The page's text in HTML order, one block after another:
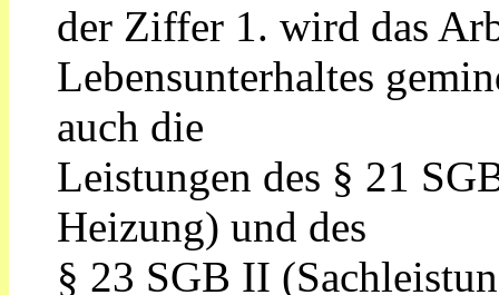
der Ziffer 1. wird das
Lebensunterhaltes
auch die
Leistungen des § 21
Heizung) und des
§ 23 SGB II